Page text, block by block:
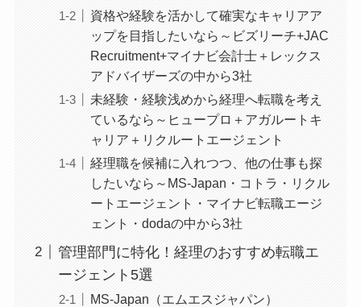
資格や経験を活かして確実なキャリアア
ップを目指したいなら～ビズリーチ+JAC
Recruitment+マイナビ会計士＋レックス
アドバイザーズの中から3社
未経験・経験浅めから経理へ転職を考え
ているなら～ヒュープロ＋アガルートキ
ャリア＋リクルートエージェント
経理職を候補に入れつつ、他の仕事も探
したいなら～MS-Japan・コトラ・リクル
ートエージェント・マイナビ転職エージ
ェント・dodaの中から3社
管理部門に特化！経理のおすすめ転職エ
ージェント5選
MS-Japan（エムエスジャパン）